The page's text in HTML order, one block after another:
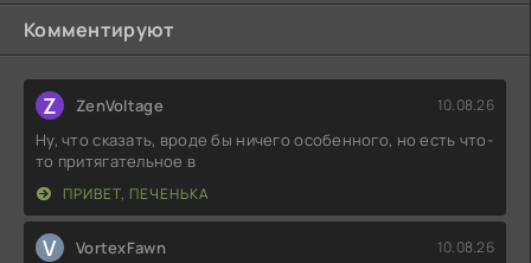
Комментируют
Z ZenVoltage 10.08.26
Ну, что сказать, вроде бы ничего особенного, но есть что-
то притягательное в
ПРИВЕТ, ПЕЧЕНЬКА
V VortexFawn 10.08.26